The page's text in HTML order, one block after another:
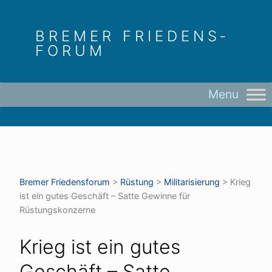
BREMER FRIEDENS­
FORUM
Bremer Friedens­forum > Rüstung > Militarisierung > Krieg
ist ein gutes Geschäft – Satte Gewinne für
Rüstungskonzerne
Krieg ist ein gutes